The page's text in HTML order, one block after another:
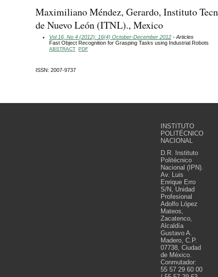
Maximiliano Méndez, Gerardo, Instituto
de Nuevo León (ITNL)., Mexico
Vol 16, No 4 (2012): 16(4) October-December 2012 - Articles
Fast Object Recognition for Grasping Tasks using Industrial Robots
ABSTRACT PDF
ISSN: 2007-9737
INSTITUTO
POLITÉCNICO
NACIONAL
D.R. Instituto
Politécnico
Nacional (IPN).
Av. Luis
Enrique Erro
S/N, Unidad
Profesional
Adolfo López
Mateos,
Zacatenco,
Alcaldía
Gustavo A.
Madero, C.P.
07738, Ciudad
de México.
Conmutador:
55 57 29 60 00